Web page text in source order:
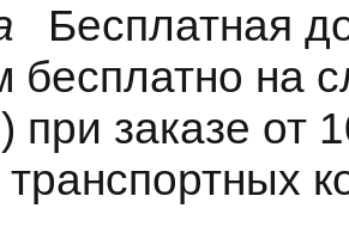
Бесплатная
бесплатно на
при заказе от